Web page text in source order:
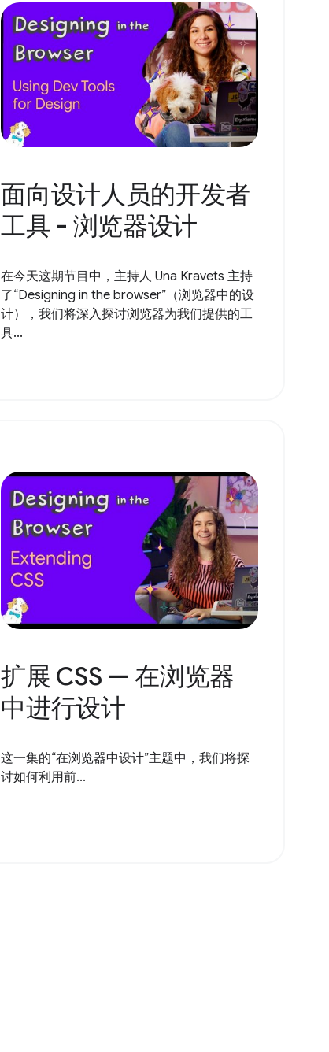
面向设计人员的开发者
工具 - 浏览器设计
在今天这期节目中，主持人 Una Kravets 主持
了“Designing in the browser”（浏览器中的设
计），我们将深入探讨浏览器为我们提供的工
具...
扩展 CSS — 在浏览器
中进行设计
这一集的“在浏览器中设计”主题中，我们将探
讨如何利用前...